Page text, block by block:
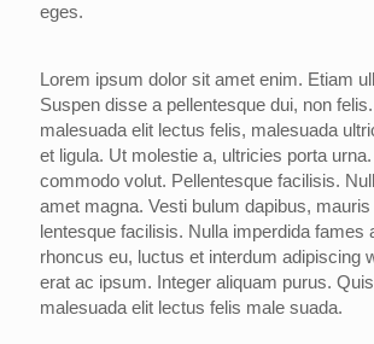
eges.
Lorem ipsum dolor sit amet enim. Etiam
Suspen disse a pellentesque dui, non
malesuada elit lectus felis, malesuada
et ligula. Ut molestie a, ultricies porta
commodo volut. Pellentesque facilisis.
amet magna. Vesti bulum dapibus,
lentesque facilisis. Nulla imperdida fames
rhoncus eu, luctus et interdum adipiscing
erat ac ipsum. Integer aliquam purus.
malesuada elit lectus felis male suada.